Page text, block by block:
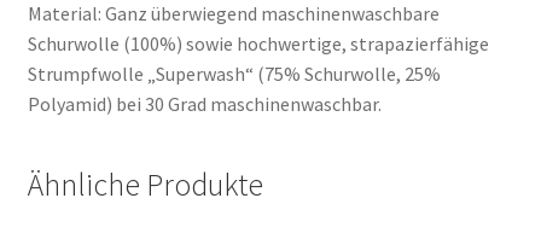
Material: Ganz überwiegend maschinenwaschbare
Schurwolle (100%) sowie hochwertige, strapazierfähige
Strumpfwolle „Superwash“ (75% Schurwolle, 25%
Polyamid) bei 30 Grad maschinenwaschbar.
Ähnliche Produkte